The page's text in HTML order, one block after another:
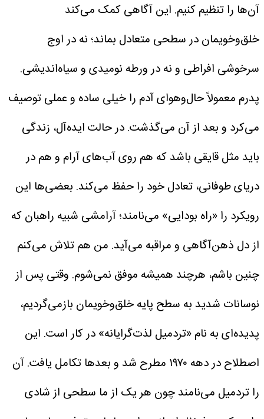
آن‌ها را تنظیم کنیم. این آگاهی کمک می‌کند
خلق‌وخویمان در سطحی متعادل بماند؛ نه در اوج
سرخوشی افراطی و نه در ورطه نومیدی و سیاه‌اندیشی.
پدرم معمولاً حال‌وهوای آدم را خیلی ساده و عملی توصیف
می‌کرد و بعد از آن می‌گذشت. در حالت ایده‌آل، زندگی
باید مثل قایقی باشد که هم روی آب‌های آرام و هم در
دریای طوفانی، تعادل خود را حفظ می‌کند. بعضی‌ها این
رویکرد را «راه بودایی» می‌نامند؛ آرامشی شبیه راهبان که
از دل ذهن‌آگاهی و مراقبه می‌آید. من هم تلاش می‌کنم
چنین باشم، هرچند همیشه موفق نمی‌شوم. وقتی پس از
نوسانات شدید به سطح پایه خلق‌وخویمان بازمی‌گردیم،
پدیده‌ای به نام «تردمیل لذت‌گرایانه» در کار است. این
اصطلاح در دهه ۱۹۷۰ مطرح شد و بعدها تکامل یافت. آن
را تردمیل می‌نامند چون هر یک از ما سطحی از شادی